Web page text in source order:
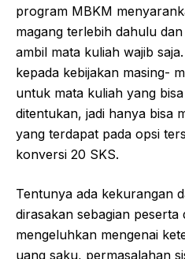
program MBKM
magang terlebih dahulu
ambil mata kuliah wajib
kepada kebijakan masing-
untuk mata kuliah yang
ditentukan, jadi hanya bisa
yang terdapat pada opsi
konversi 20 SKS.
Tentunya ada kekurangan
dirasakan sebagian peserta
mengeluhkan mengenai
uang saku, permasalahan